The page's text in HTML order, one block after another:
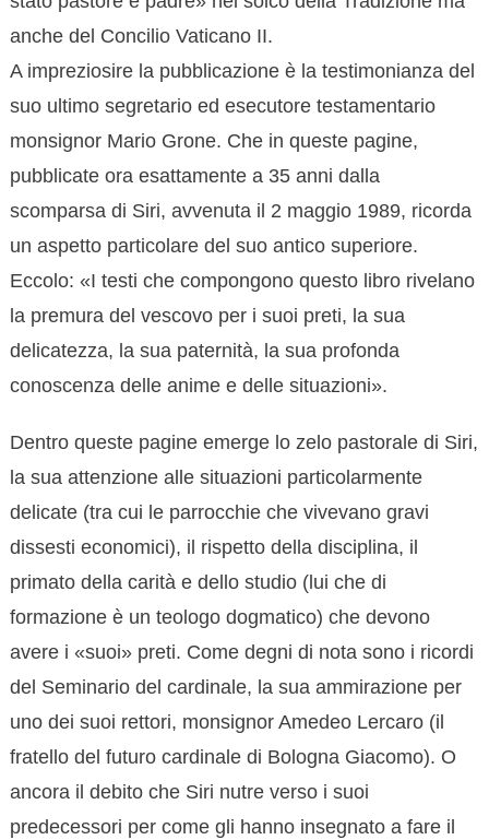
anche del Concilio Vaticano II.
A impreziosire la pubblicazione è la testimonianza del
suo ultimo segretario ed esecutore testamentario
monsignor Mario Grone. Che in queste pagine,
pubblicate ora esattamente a 35 anni dalla
scomparsa di Siri, avvenuta il 2 maggio 1989, ricorda
un aspetto particolare del suo antico superiore.
Eccolo: «I testi che compongono questo libro rivelano
la premura del vescovo per i suoi preti, la sua
delicatezza, la sua paternità, la sua profonda
conoscenza delle anime e delle situazioni».
Dentro queste pagine emerge lo zelo pastorale di Siri,
la sua attenzione alle situazioni particolarmente
delicate (tra cui le parrocchie che vivevano gravi
dissesti economici), il rispetto della disciplina, il
primato della carità e dello studio (lui che di
formazione è un teologo dogmatico) che devono
avere i «suoi» preti. Come degni di nota sono i ricordi
del Seminario del cardinale, la sua ammirazione per
uno dei suoi rettori, monsignor Amedeo Lercaro (il
fratello del futuro cardinale di Bologna Giacomo). O
ancora il debito che Siri nutre verso i suoi
predecessori per come gli hanno insegnato a fare il